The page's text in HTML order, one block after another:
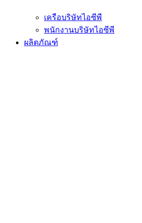
เครือบริษัทไอซีพี
พนักงานบริษัทไอซีพี
ผลิตภัณฑ์